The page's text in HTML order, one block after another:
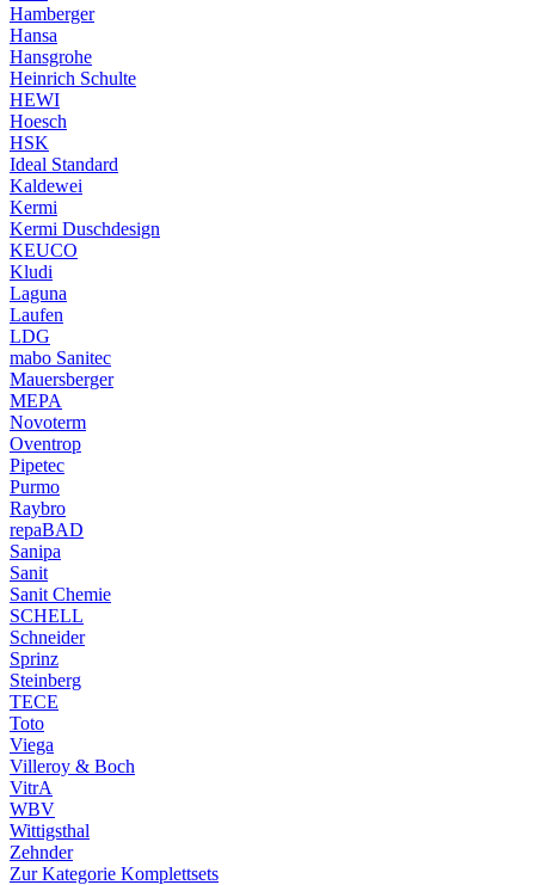
Hamberger
Hansa
Hansgrohe
Heinrich Schulte
HEWI
Hoesch
HSK
Ideal Standard
Kaldewei
Kermi
Kermi Duschdesign
KEUCO
Kludi
Laguna
Laufen
LDG
mabo Sanitec
Mauersberger
MEPA
Novoterm
Oventrop
Pipetec
Purmo
Raybro
repaBAD
Sanipa
Sanit
Sanit Chemie
SCHELL
Schneider
Sprinz
Steinberg
TECE
Toto
Viega
Villeroy & Boch
VitrA
WBV
Wittigsthal
Zehnder
Zur Kategorie Komplettsets